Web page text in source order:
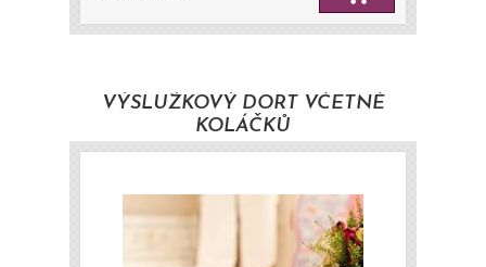
VÝSLUŽKOVÝ DORT VČETNĚ
KOLÁČKŮ